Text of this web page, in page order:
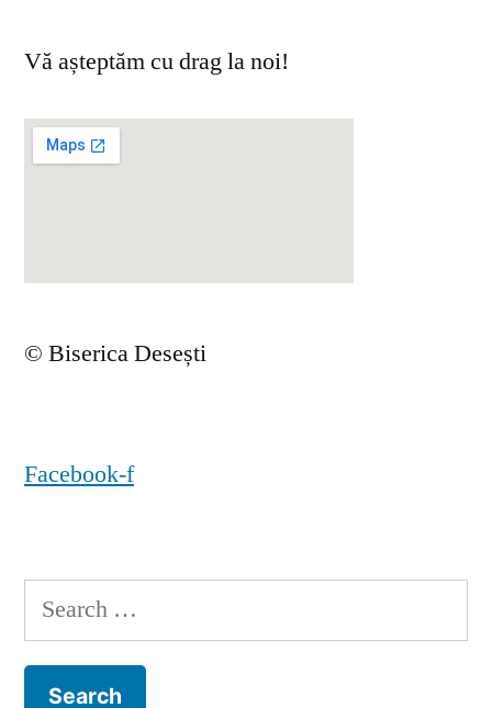
Vă așteptăm cu drag la noi!
© Biserica Desești
Facebook-f
Search
for: